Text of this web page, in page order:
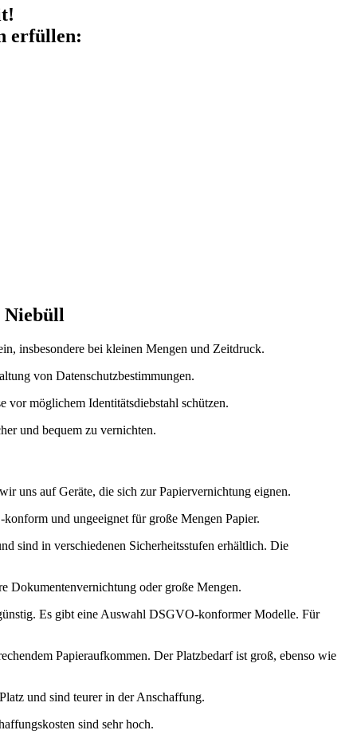
erfüllen:
Niebüll
insbesondere bei kleinen Mengen und Zeitdruck.
von Datenschutzbestimmungen.
vor möglichem Identitätsdiebstahl schützen.
und bequem zu vernichten.
uns auf Geräte, die sich zur Papiervernichtung eignen.
und ungeeignet für große Mengen Papier.
sind in verschiedenen Sicherheitsstufen erhältlich. Die
Dokumentenvernichtung oder große Mengen.
Es gibt eine Auswahl DSGVO-konformer Modelle. Für
Papieraufkommen. Der Platzbedarf ist groß, ebenso wie
und sind teurer in der Anschaffung.
sind sehr hoch.